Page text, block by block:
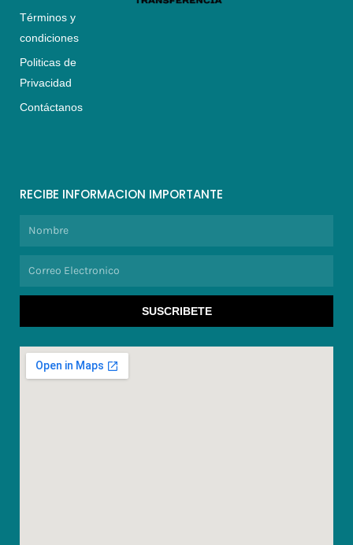
Términos y
condiciones
Politicas de
Privacidad
Contáctanos
RECIBE INFORMACION IMPORTANTE
SUSCRIBETE